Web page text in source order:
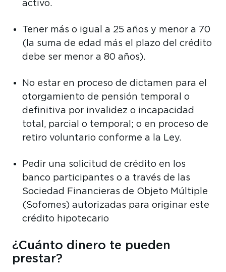
activo.
Tener más o igual a 25 años y menor a 70
(la suma de edad más el plazo del crédito
debe ser menor a 80 años).
No estar en proceso de dictamen para el
otorgamiento de pensión temporal o
definitiva por invalidez o incapacidad
total, parcial o temporal; o en proceso de
retiro voluntario conforme a la Ley.
Pedir una solicitud de crédito en los
banco participantes o a través de las
Sociedad Financieras de Objeto Múltiple
(Sofomes) autorizadas para originar este
crédito hipotecario
¿Cuánto dinero te pueden
prestar?